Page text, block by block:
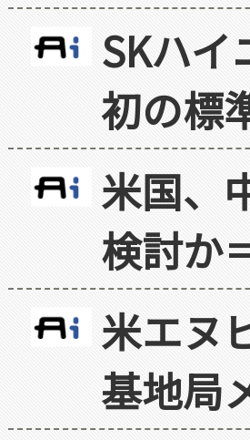
SKハイ
初の標
米国、
検討か
米エヌ
基地局